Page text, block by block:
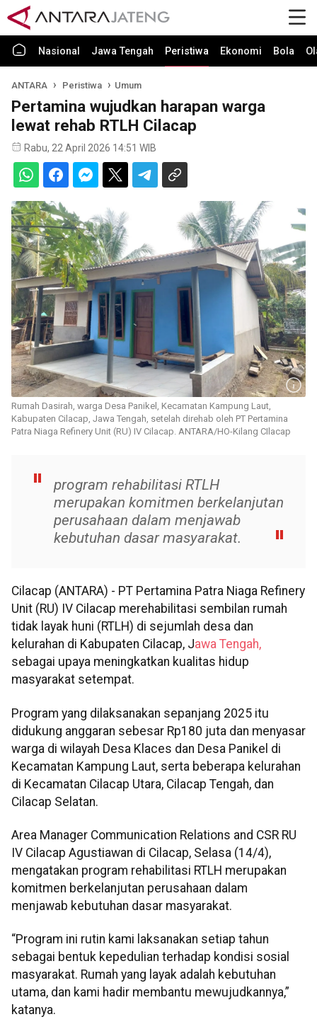
Nasional Jawa Tengah Peristiwa Ekonomi Bola
ANTARA Peristiwa Umum
Pertamina wujudkan harapan warga
lewat rehab RTLH Cilacap
Rabu, 22 April 2026 14:51 WIB
Rumah Dasirah, warga Desa Panikel, Kecamatan Kampung Laut,
Kabupaten Cilacap, Jawa Tengah, setelah direhab oleh PT Pertamina
Patra Niaga Refinery Unit (RU) IV Cilacap. ANTARA/HO-Kilang CIlacap
program rehabilitasi RTLH
merupakan komitmen berkelanjutan
perusahaan dalam menjawab
kebutuhan dasar masyarakat.
Cilacap (ANTARA) - PT Pertamina Patra Niaga Refinery
Unit (RU) IV Cilacap merehabilitasi sembilan rumah
tidak layak huni (RTLH) di sejumlah desa dan
kelurahan di Kabupaten Cilacap, Jawa Tengah,
sebagai upaya meningkatkan kualitas hidup
masyarakat setempat.
Program yang dilaksanakan sepanjang 2025 itu
didukung anggaran sebesar Rp180 juta dan menyasar
warga di wilayah Desa Klaces dan Desa Panikel di
Kecamatan Kampung Laut, serta beberapa kelurahan
di Kecamatan Cilacap Utara, Cilacap Tengah, dan
Cilacap Selatan.
Area Manager Communication Relations and CSR RU
IV Cilacap Agustiawan di Cilacap, Selasa (14/4),
mengatakan program rehabilitasi RTLH merupakan
komitmen berkelanjutan perusahaan dalam
menjawab kebutuhan dasar masyarakat.
“Program ini rutin kami laksanakan setiap tahun
sebagai bentuk kepedulian terhadap kondisi sosial
masyarakat. Rumah yang layak adalah kebutuhan
utama, dan kami hadir membantu mewujudkannya,”
katanya.